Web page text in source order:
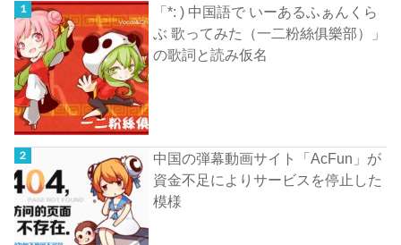
「*: ) 中国語で いーあるふぁんくら
ぶ 歌ってみた（一二粉絲俱樂部）」
の歌詞と読み仮名
中国の弾幕動画サイト「AcFun」が
資金不足によりサービスを停止した
模様